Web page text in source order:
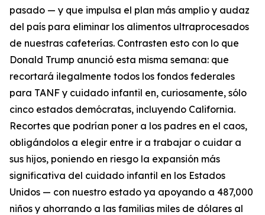
pasado — y que impulsa el plan más amplio y audaz
del país para eliminar los alimentos ultraprocesados
de nuestras cafeterías. Contrasten esto con lo que
Donald Trump anunció esta misma semana: que
recortará ilegalmente todos los fondos federales
para TANF y cuidado infantil en, curiosamente, sólo
cinco estados demócratas, incluyendo California.
Recortes que podrían poner a los padres en el caos,
obligándolos a elegir entre ir a trabajar o cuidar a
sus hijos, poniendo en riesgo la expansión más
significativa del cuidado infantil en los Estados
Unidos — con nuestro estado ya apoyando a 487,000
niños y ahorrando a las familias miles de dólares al